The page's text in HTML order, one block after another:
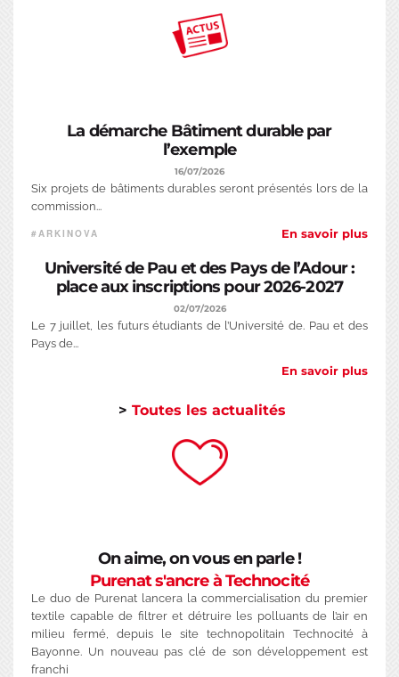
La démarche Bâtiment durable par
l’exemple
16/07/2026
Six projets de bâtiments durables seront présentés lors de la
commission...
ARKINOVA En savoir plus
Université de Pau et des Pays de l’Adour :
place aux inscriptions pour 2026-2027
02/07/2026
Le 7 juillet, les futurs étudiants de l’Université de. Pau et des
Pays de...
En savoir plus
> Toutes les actualités
On aime, on vous en parle !
Purenat s'ancre à Technocité
Le duo de Purenat lancera la commercialisation du premier
textile capable de filtrer et détruire les polluants de l’air en
milieu fermé, depuis le site technopolitain Technocité à
Bayonne. Un nouveau pas clé de son développement est
franchi